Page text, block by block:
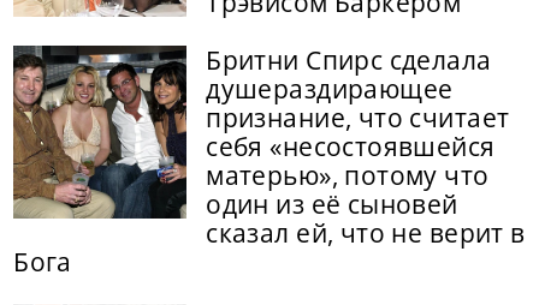
Бритни Спирс сделала
душераздирающее
признание, что считает
себя «несостоявшейся
матерью», потому что
один из её сыновей
сказал ей, что не верит в
Бога